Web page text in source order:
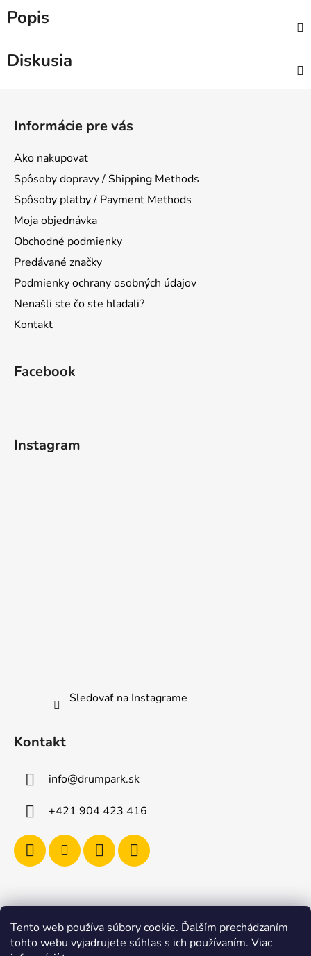
Tento web používa súbory cookie. Ďalším prechádzaním
tohto webu vyjadrujete súhlas s ich používaním. Viac
Popis
Diskusia
Informácie pre vás
Ako nakupovať
Spôsoby dopravy / Shipping Methods
Spôsoby platby / Payment Methods
Moja objednávka
Obchodné podmienky
Predávané značky
Podmienky ochrany osobných údajov
Nenašli ste čo ste hľadali?
Kontakt
Facebook
Instagram
Sledovať na Instagrame
Kontakt
info@drumpark.sk
+421 904 423 416
Navštívte aj e-shop s etnickými hudobnými nástrojmi
Drumbla.sk |